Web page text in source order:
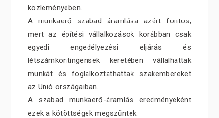
közleményében.
A munkaerő szabad áramlása azért fontos,
mert az építési vállalkozások korábban csak
egyedi engedélyezési eljárás és
létszámkontingensek keretében vállalhattak
munkát és foglalkoztathattak szakembereket
az Unió országaiban.
A szabad munkaerő-áramlás eredményeként
ezek a kötöttségek megszűntek.